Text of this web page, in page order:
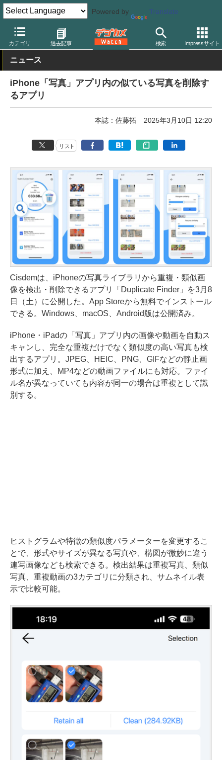
Powered by Translate
カテゴリ 過去記事 検索 Impressサイト
デジカメ Watch PC/モバイル関連 アプリ/ソフトウェア
ニュース
iPhone「写真」アプリ内の似ている写真を削除す
るアプリ
本誌：佐藤拓 2025年3月10日 12:20
リスト
Cisdemは、iPhoneの写真ライブラリから重複・類似画
像を検出・削除できるアプリ「Duplicate Finder」を3月8
日（土）に公開した。App Storeから無料でインストール
できる。Windows、macOS、Android版は公開済み。
iPhone・iPadの「写真」アプリ内の画像や動画を自動ス
キャンし、完全な重複だけでなく類似度の高い写真も検
出するアプリ。JPEG、HEIC、PNG、GIFなどの静止画
形式に加え、MP4などの動画ファイルにも対応。ファイ
ル名が異なっていても内容が同一の場合は重複として識
別する。
ヒストグラムや特徴の類似度パラメーターを変更するこ
とで、形式やサイズが異なる写真や、構図が微妙に違う
連写画像なども検索できる。検出結果は重複写真、類似
写真、重複動画の3カテゴリに分類され、サムネイル表
示で比較可能。